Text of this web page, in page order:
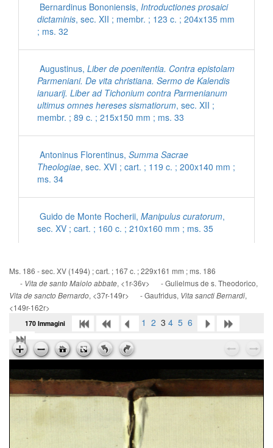
Bernardinus Bononiensis, Introductiones prosaici
dictaminis, sec. XII ; membr. ; 123 c. ; 204x135 mm
; ms. 32
Augustinus, Liber de poenitentia. Contra epistolam
Parmeniani. De vita christiana. Sermo de Kalendis
ianuarij. Liber ad Tichonium contra Parmenianum
ultimus omnes hereses sismatiorum, sec. XII ;
membr. ; 89 c. ; 215x150 mm ; ms. 33
Antoninus Florentinus, Summa Sacrae
Theologiae, sec. XVI ; cart. ; 119 c. ; 200x140 mm ;
ms. 34
Guido de Monte Rocherii, Manipulus curatorum,
sec. XV ; cart. ; 160 c. ; 210x160 mm ; ms. 35
[Inni con commenti latini]
, sec. XV ; cart. ; 56 c. ;
200x140 mm ; ms. 36
Ps. Eusebius Cremonensis,
ad Damasum , sec. XV ; cart. ; 95 c. ; 195x135 mm
; ms. 37
Ps. Augustinus,
Epistola ad Cyrillum episcopum
Jerosolimitanum, de laudibus beati Hyeronymi
XV ; cart. ; 95 c. ; 195x135 mm ; ms. 37
Epistola ad beatum Augustinum de
Ms. 186 - sec. XV (1494) ; cart. ; 167 c. ; 229x161 mm ; ms. 186
- Vita de santo Maiolo abbate, <1r-36v> - Gulielmus de s. Theodorico,
Vita de sancto Bernardo, <37r-149r> - Gaufridus, Vita sancti Bernardi,
<149r-162r>
170 Immagini 1 2 3 4 5 6